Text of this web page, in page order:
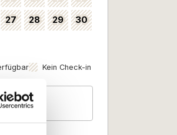
27 28 29 30
Kein Check-in